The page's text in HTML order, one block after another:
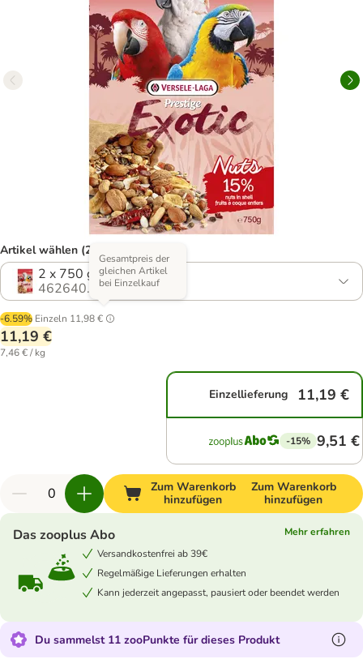
Artikel wählen (2 Varianten)
2 x 750 g
462640.1
-6.59% Einzeln 11,98 €
Gesamtpreis der
gleichen Artikel
bei Einzelkauf
11,19 €
7,46 € / kg
Einzellieferung 11,19 €
-15% 9,51 €
Zum Warenkorb
hinzufügen
Zum Warenkorb
hinzufügen
Das zooplus Abo
Mehr erfahren
Versandkostenfrei ab 39€
Regelmäßige Lieferungen erhalten
Kann jederzeit angepasst, pausiert oder beendet werden
Du sammelst 11 zooPunkte für dieses Produkt